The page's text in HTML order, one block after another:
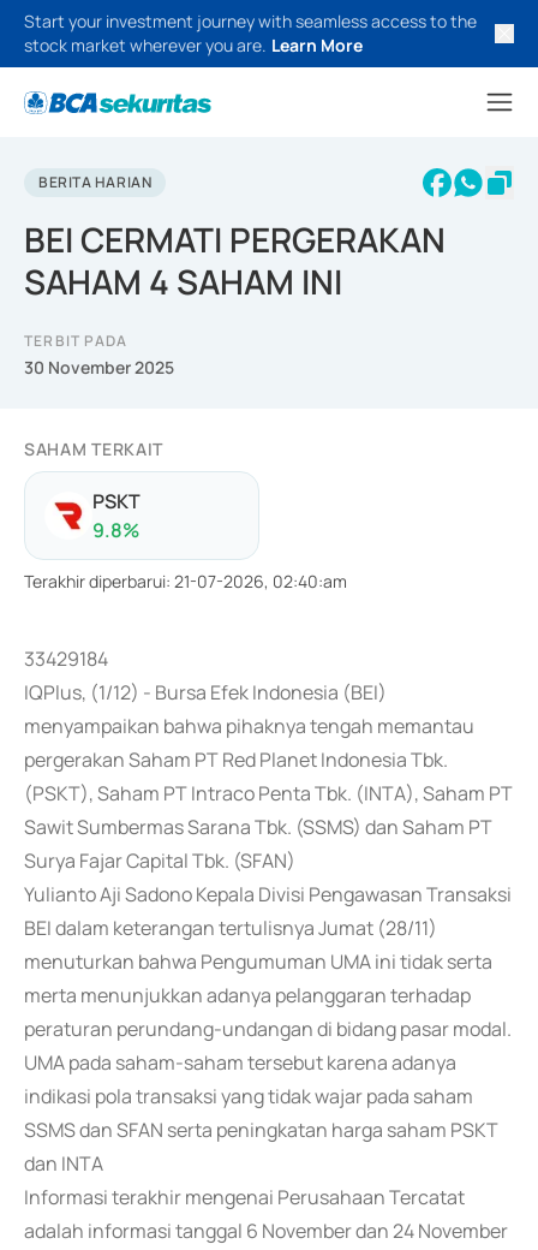
Start your investment journey with seamless access to the
stock market wherever you are. Learn More
BERITA HARIAN
BEI CERMATI PERGERAKAN
SAHAM 4 SAHAM INI
TERBIT PADA
30 November 2025
SAHAM TERKAIT
PSKT
9.8%
Terakhir diperbarui: 21-07-2026, 02:40:am
33429184
IQPlus, (1/12) - Bursa Efek Indonesia (BEI)
menyampaikan bahwa pihaknya tengah memantau
pergerakan Saham PT Red Planet Indonesia Tbk.
(PSKT), Saham PT Intraco Penta Tbk. (INTA), Saham PT
Sawit Sumbermas Sarana Tbk. (SSMS) dan Saham PT
Surya Fajar Capital Tbk. (SFAN)
Yulianto Aji Sadono Kepala Divisi Pengawasan Transaksi
BEI dalam keterangan tertulisnya Jumat (28/11)
menuturkan bahwa Pengumuman UMA ini tidak serta
merta menunjukkan adanya pelanggaran terhadap
peraturan perundang-undangan di bidang pasar modal.
UMA pada saham-saham tersebut karena adanya
indikasi pola transaksi yang tidak wajar pada saham
SSMS dan SFAN serta peningkatan harga saham PSKT
dan INTA
Informasi terakhir mengenai Perusahaan Tercatat
adalah informasi tanggal 6 November dan 24 November